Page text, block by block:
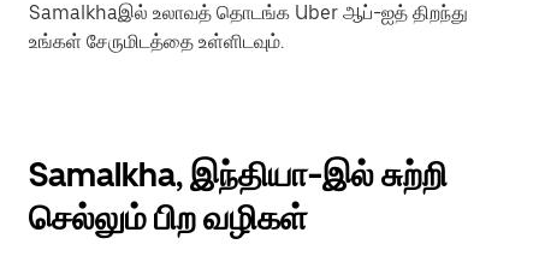
Samalkhaஇல் உலாவத் தொடங்க Uber ஆப்-ஐத் திறந்து
உங்கள் சேருமிடத்தை உள்ளிடவும்.
Samalkha, இந்தியா-இல் சுற்றி
செல்லும் பிற வழிகள்